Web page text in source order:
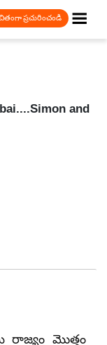
☰
ప్రచురించండి
and
రాజ్యం మొత్తం